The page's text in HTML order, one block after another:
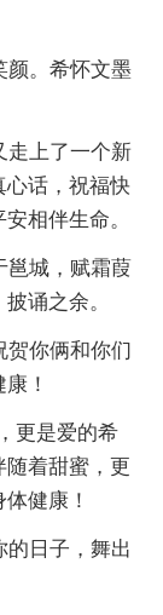
颜。希怀文墨
走上了一个新
心话，祝福快
相伴生命。
邕城，赋霜葭
诵之余。
贺你俩和你们
！
更是爱的希
随着甜蜜，更
健康！
的日子，舞出